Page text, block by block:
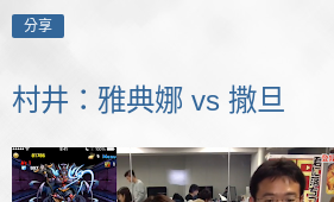
分享
村井：雅典娜 vs 撒旦